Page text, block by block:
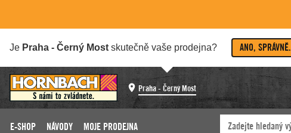
Je Praha - Černý Most skutečně vaše prodejna? ANO, SPRÁVNĚ.
Praha - Černý Most
E-SHOP NÁVODY MOJE PRODEJNA